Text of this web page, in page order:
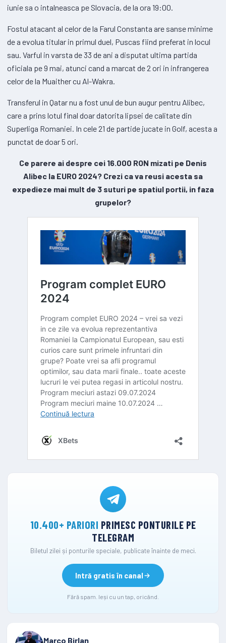
iunie sa o intalneasca pe Slovacia, de la ora 19:00.
Fostul atacant al celor de la Farul Constanta are sanse minime
de a evolua titular in primul duel, Puscas fiind preferat in locul
sau. Varful in varsta de 33 de ani a disputat ultima partida
oficiala pe 9 mai, atunci cand a marcat de 2 ori in infrangerea
celor de la Muaither cu Al-Wakra.
Transferul in Qatar nu a fost unul de bun augur pentru Alibec,
care a prins lotul final doar datorita lipsei de calitate din
Superliga Romaniei. In cele 21 de partide jucate in Golf, acesta a
punctat de doar 5 ori.
Ce parere ai despre cei 16.000 RON mizati pe Denis
Alibec la EURO 2024? Crezi ca va reusi acesta sa
expedieze mai mult de 3 suturi pe spatiul portii, in faza
grupelor?
10.400+ PARIORI PRIMESC PONTURILE PE
TELEGRAM
Biletul zilei și ponturile speciale, publicate înainte de meci.
Intră gratis în canal
Fără spam. Ieși cu un tap, oricând.
Marco Birlan